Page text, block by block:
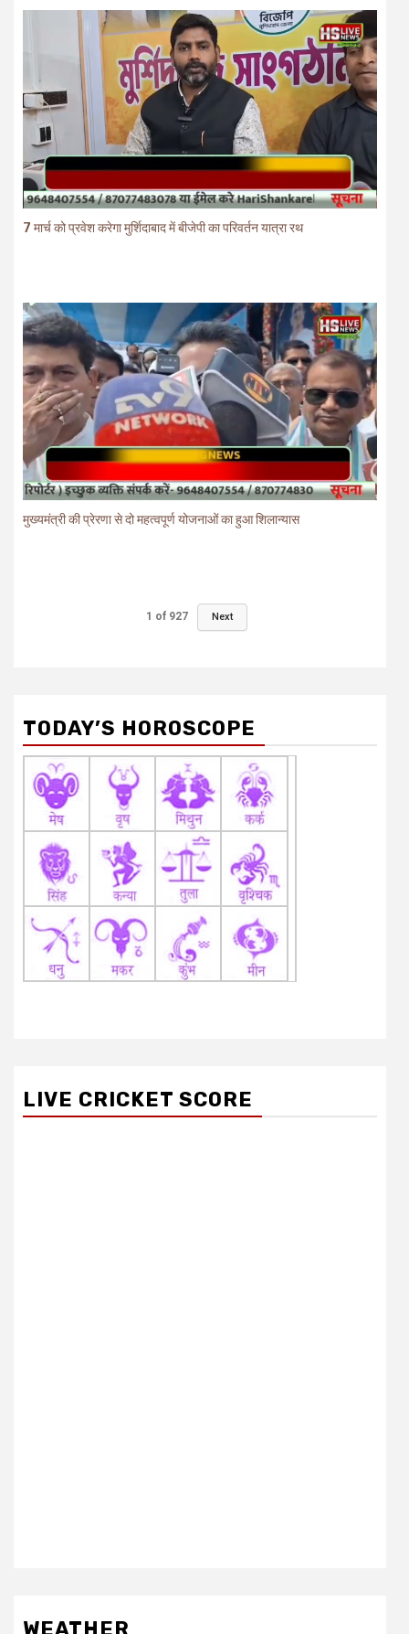
7 मार्च को प्रवेश करेगा मुर्शिदाबाद में बीजेपी का परिवर्तन यात्रा रथ
मुख्यमंत्री की प्रेरणा से दो महत्वपूर्ण योजनाओं का हुआ शिलान्यास
1 of 927 Next
TODAY’S HOROSCOPE
LIVE CRICKET SCORE
WEATHER